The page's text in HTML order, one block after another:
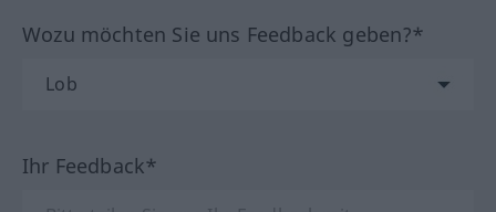
Wozu möchten Sie uns Feedback geben?*
Ihr Feedback*